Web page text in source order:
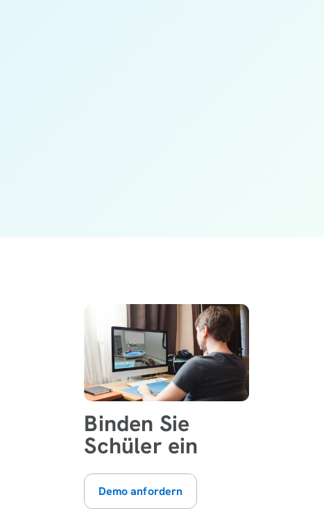
Binden Sie
Schüler ein
Demo anfordern